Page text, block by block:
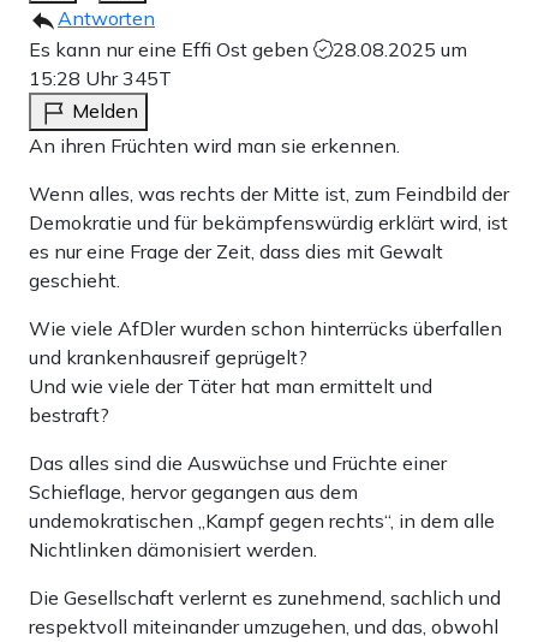
Antworten
Es kann nur eine Effi Ost geben
28.08.2025 um
15:28 Uhr345T
Melden
An ihren Früchten wird man sie erkennen.
Wenn alles, was rechts der Mitte ist, zum Feindbild der
Demokratie und für bekämpfenswürdig erklärt wird, ist
es nur eine Frage der Zeit, dass dies mit Gewalt
geschieht.
Wie viele AfDler wurden schon hinterrücks überfallen
und krankenhausreif geprügelt?
Und wie viele der Täter hat man ermittelt und
bestraft?
Das alles sind die Auswüchse und Früchte einer
Schieflage, hervor gegangen aus dem
undemokratischen „Kampf gegen rechts“, in dem alle
Nichtlinken dämonisiert werden.
Die Gesellschaft verlernt es zunehmend, sachlich und
respektvoll miteinander umzugehen, und das, obwohl